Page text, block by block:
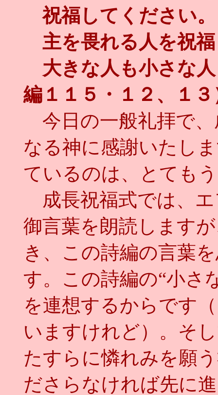
祝福してください
主を畏れる人を祝
大きな人も小さな
編１１５・１２、１３
今日の一般礼拝で、
なる神に感謝いたし
ているのは、とても
成長祝福式では、
御言葉を朗読します
き、この詩編の言葉
す。この詩編の“小さ
を連想するからです
いますけれど）。そ
たすらに憐れみを願
ださらなければ先に